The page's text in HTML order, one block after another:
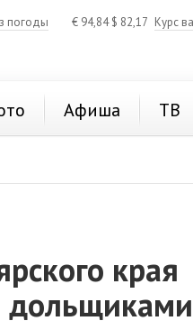
погоды € 94,84$ 82,17 Курс
Афиша ТВ
края
дольщиками